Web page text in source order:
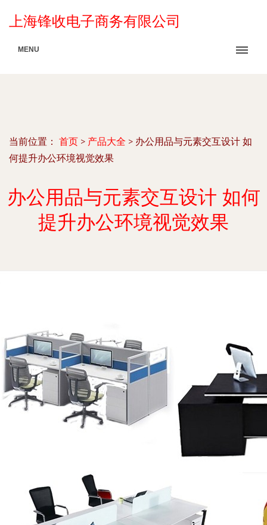
上海锋收电子商务有限公司
MENU
当前位置： 首页 > 产品大全 > 办公用品与元素交互设计 如
何提升办公环境视觉效果
办公用品与元素交互设计 如何
提升办公环境视觉效果